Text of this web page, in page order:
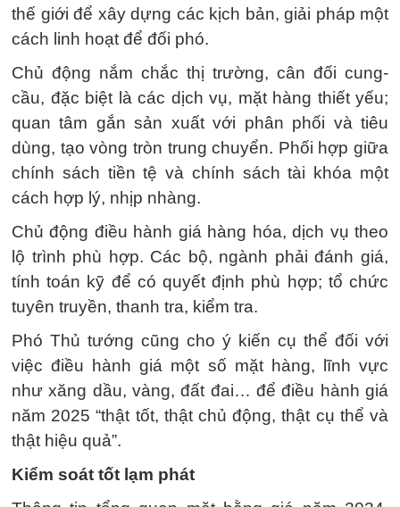
thế giới để xây dựng các kịch bản, giải pháp một
cách linh hoạt để đối phó.
Chủ động nắm chắc thị trường, cân đối cung-
cầu, đặc biệt là các dịch vụ, mặt hàng thiết yếu;
quan tâm gắn sản xuất với phân phối và tiêu
dùng, tạo vòng tròn trung chuyển. Phối hợp giữa
chính sách tiền tệ và chính sách tài khóa một
cách hợp lý, nhịp nhàng.
Chủ động điều hành giá hàng hóa, dịch vụ theo
lộ trình phù hợp. Các bộ, ngành phải đánh giá,
tính toán kỹ để có quyết định phù hợp; tổ chức
tuyên truyền, thanh tra, kiểm tra.
Phó Thủ tướng cũng cho ý kiến cụ thể đối với
việc điều hành giá một số mặt hàng, lĩnh vực
như xăng dầu, vàng, đất đai… để điều hành giá
năm 2025 “thật tốt, thật chủ động, thật cụ thể và
thật hiệu quả”.
Kiểm soát tốt lạm phát